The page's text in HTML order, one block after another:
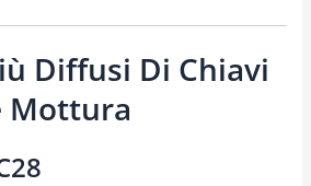
Diffusi Di Chiavi
Mottura